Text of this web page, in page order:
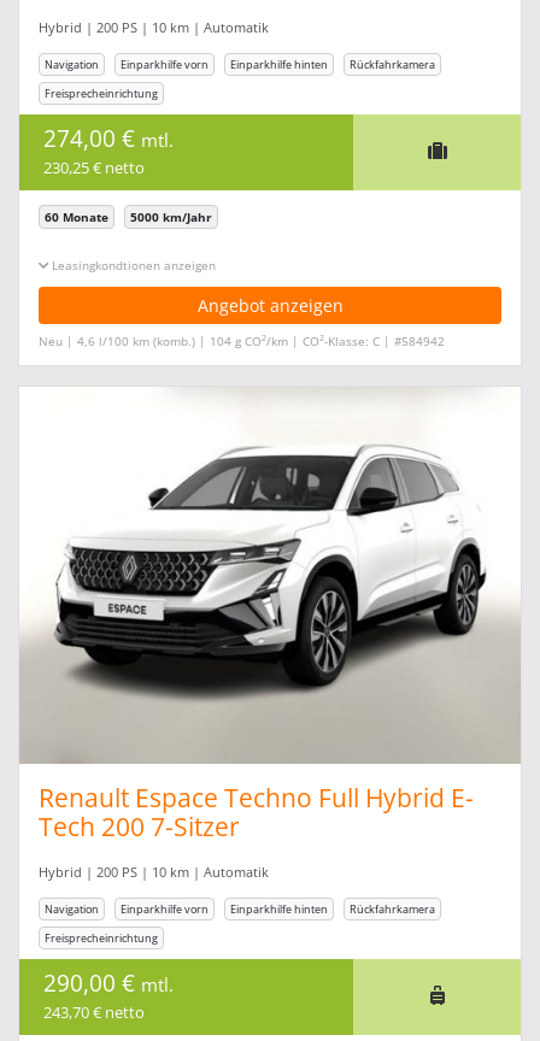
Hybrid | 200 PS | 10 km | Automatik
Navigation Einparkhilfe vorn Einparkhilfe hinten
Rückfahrkamera
Freisprecheinrichtung
274,00 € mtl.
230,25 € netto
60 Monate 5000 km/Jahr
Leasingkonditionen ein-/ausblenden
Angebot anzeigen
Neu | 4,6 l/100 km (komb.) | 104 g CO2/km | CO2-Klasse: C | #584942
Renault Espace Techno Full Hybrid E-
Tech 200 7-Sitzer
Hybrid | 200 PS | 10 km | Automatik
Navigation Einparkhilfe vorn Einparkhilfe hinten
Rückfahrkamera
Freisprecheinrichtung
290,00 € mtl.
243,70 € netto